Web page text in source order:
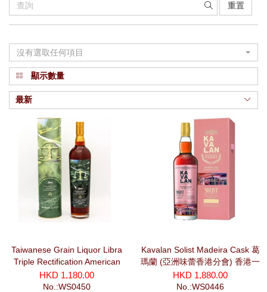
重置
沒有選取任何項目
顯示數量
最新
Taiwanese Grain Liquor Libra
Triple Rectification American
Oak Finished Cask Strength
(700ml)
HKD 1,180.00
No.:WS0450
Kavalan Solist Madeira Cask 葛
瑪蘭 (亞洲味蕾香港分會) 香港一
夜第二景《維港鴨靈號》#2504
(750ml)
HKD 1,880.00
No.:WS0446